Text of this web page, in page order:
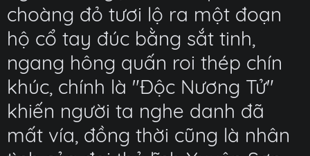
choàng đỏ tươi lộ ra một đoạn
hộ cổ tay đúc bằng sắt tinh,
ngang hông quấn roi thép chín
khúc, chính là "Độc Nương Tử"
khiến người ta nghe danh đã
mất vía, đồng thời cũng là nhân